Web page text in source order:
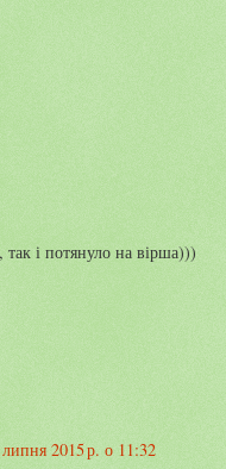
і потянуло на вірша)))
2015 р. о 11:32